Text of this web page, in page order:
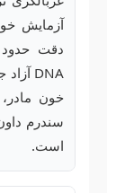
آزمایش
است.